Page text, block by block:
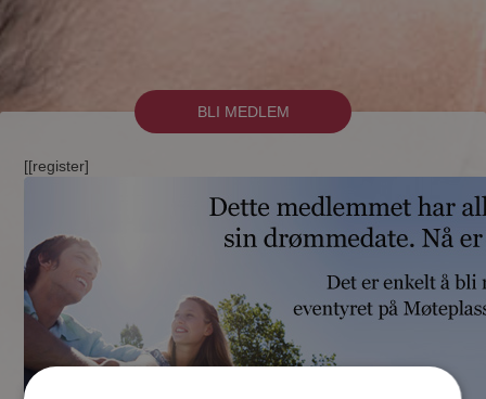
BLI MEDLEM
[[register]